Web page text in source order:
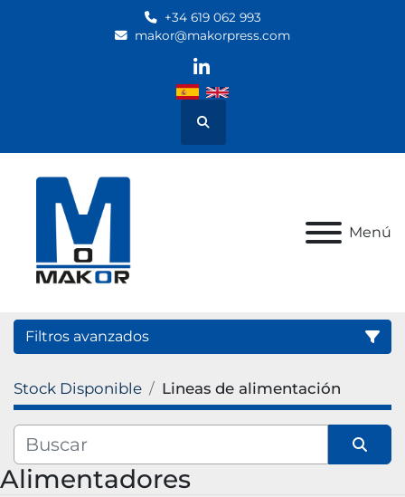
+34 619 062 993
makor@makorpress.com
linkedin
Buscar
Menú
Filtros avanzados
Categoría
Fabricante
Stock Disponible Lineas de alimentación
Ordenar por
Alimentadores